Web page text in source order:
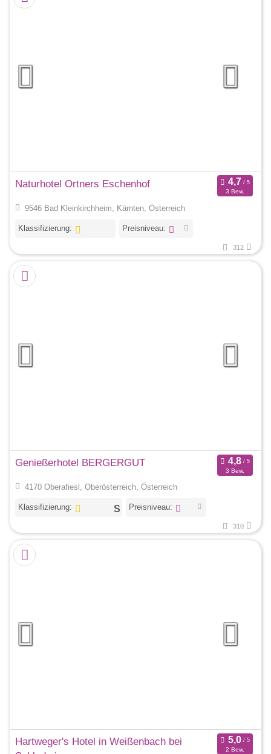
Naturhotel Ortners Eschenhof
3 Bew.
9546 Bad Kleinkirchheim, Kärnten, Österreich
Klassifizierung: Preisniveau:
312
Genießerhotel BERGERGUT
3 Bew.
4170 Oberafiesl, Oberösterreich, Österreich
Klassifizierung: Preisniveau:
310
Hartweger's Hotel in Weißenbach bei
2 Bew.